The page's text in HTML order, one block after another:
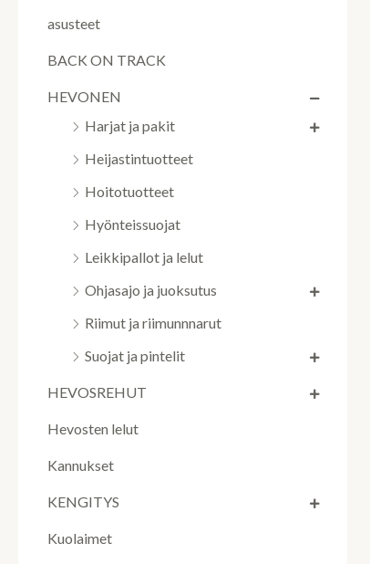
asusteet
BACK ON TRACK
HEVONEN
Harjat ja pakit
Heijastintuotteet
Hoitotuotteet
Hyönteissuojat
Leikkipallot ja lelut
Ohjasajo ja juoksutus
Riimut ja riimunnnarut
Suojat ja pintelit
HEVOSREHUT
Hevosten lelut
Kannukset
KENGITYS
Kuolaimet